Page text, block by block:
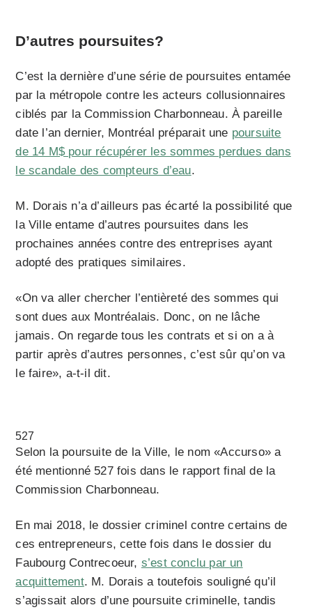
D’autres poursuites?
C’est la dernière d’une série de poursuites entamée
par la métropole contre les acteurs collusionnaires
ciblés par la Commission Charbonneau. À pareille
date l’an dernier, Montréal préparait une poursuite
de 14 M$ pour récupérer les sommes perdues dans
le scandale des compteurs d’eau.
M. Dorais n’a d’ailleurs pas écarté la possibilité que
la Ville entame d’autres poursuites dans les
prochaines années contre des entreprises ayant
adopté des pratiques similaires.
«On va aller chercher l’entièreté des sommes qui
sont dues aux Montréalais. Donc, on ne lâche
jamais. On regarde tous les contrats et si on a à
partir après d’autres personnes, c’est sûr qu’on va
le faire», a-t-il dit.
527
Selon la poursuite de la Ville, le nom «Accurso» a
été mentionné 527 fois dans le rapport final de la
Commission Charbonneau.
En mai 2018, le dossier criminel contre certains de
ces entrepreneurs, cette fois dans le dossier du
Faubourg Contrecoeur, s’est conclu par un
acquittement. M. Dorais a toutefois souligné qu’il
s’agissait alors d’une poursuite criminelle, tandis